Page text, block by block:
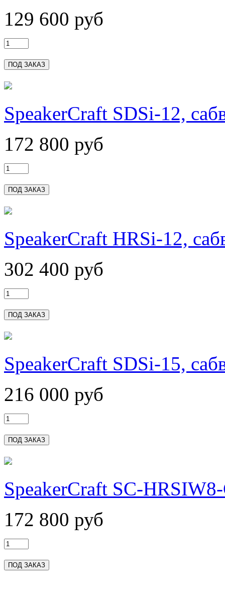
129 600 руб
SpeakerCraft SDSi-12,
172 800 руб
SpeakerCraft HRSi-12,
302 400 руб
SpeakerCraft SDSi-15,
216 000 руб
SpeakerCraft SC-
172 800 руб